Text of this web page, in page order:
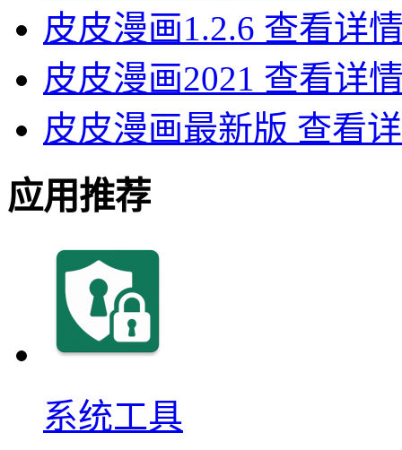
皮皮漫画1.2.6 查看详
皮皮漫画2021 查看详
皮皮漫画最新版 查看
应用推荐
系统工具